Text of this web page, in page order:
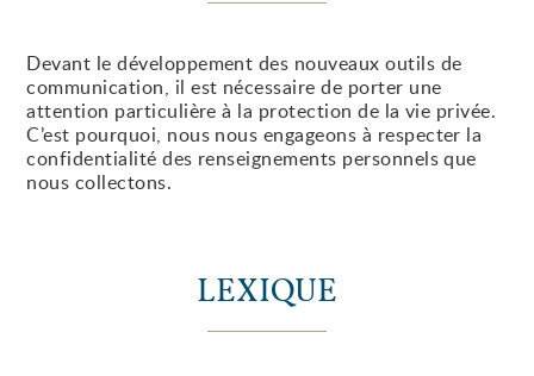
Devant le développement des nouveaux outils de
communication, il est nécessaire de porter une
attention particulière à la protection de la vie privée.
C’est pourquoi, nous nous engageons à respecter la
confidentialité des renseignements personnels que
nous collectons.
LEXIQUE